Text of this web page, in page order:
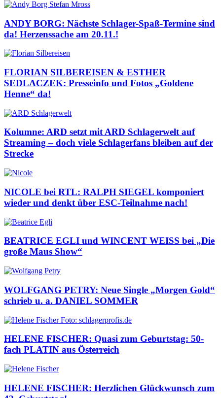
ANDY BORG: Nächste Schlager-Spaß-Termine sind
da! Herzenssache am 20.11.!
FLORIAN SILBEREISEN & ESTHER
SEDLACZEK: Presseinfo und Fotos „Goldene
Henne“ da!
Kolumne: ARD setzt mit ARD Schlagerwelt auf
Streaming – doch viele Schlagerfans bleiben auf der
Strecke
NICOLE bei RTL: RALPH SIEGEL komponiert
wieder und denkt über ESC-Teilnahme nach!
BEATRICE EGLI und WINCENT WEISS bei „Die
große Maus Show“
WOLFGANG PETRY: Neue Single „Morgen Gold“
schrieb u. a. DANIEL SOMMER
HELENE FISCHER: Quasi zum Geburtstag: 50-
fach PLATIN aus Österreich
HELENE FISCHER: Herzlichen Glückwunsch zum